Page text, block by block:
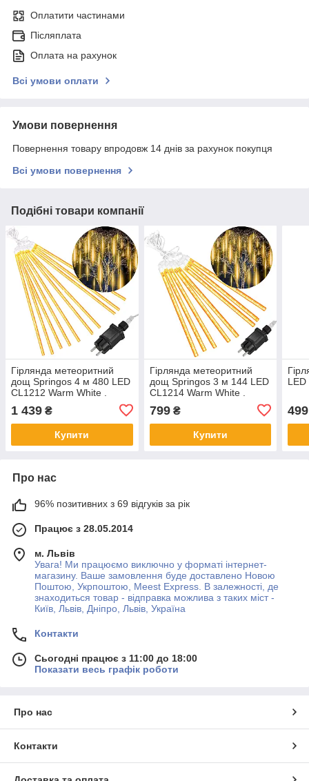
Оплатити частинами
Післяплата
Оплата на рахунок
Всі умови оплати
Умови повернення
Повернення товару впродовж 14 днів за рахунок покупця
Всі умови повернення
Подібні товари компанії
Гірлянда метеоритний
дощ Springos 4 м 480 LED
CL1212 Warm White .
1 439 ₴
Купити
Гірлянда метеоритний
дощ Springos 3 м 144 LED
CL1214 Warm White .
799₴
Купити
499
Про нас
96% позитивних з 69 відгуків за рік
Працює з 28.05.2014
м. Львів
Увага! Ми працюємо виключно у форматі інтернет-
магазину. Ваше замовлення буде доставлено Новою
Поштою, Укрпоштою, Meest Express. В залежності, де
знаходиться товар - відправка можлива з таких міст -
Київ, Львів, Дніпро, Львів, Україна
Контакти
Сьогодні працює з 11:00 до 18:00
Показати весь графік роботи
Про нас
Контакти